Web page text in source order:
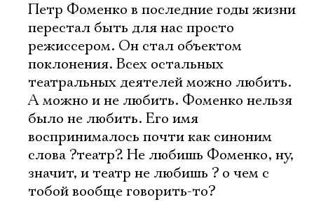
Петр Фоменко в последние годы жизни
перестал быть для нас просто
режиссером. Он стал объектом
поклонения. Всех остальных
театральных деятелей можно любить.
А можно и не любить. Фоменко нельзя
было не любить. Его имя
воспринималось почти как синоним
слова ?театр?. Не любишь Фоменко, ну,
значит, и театр не любишь ? о чем с
тобой вообще говорить-то?